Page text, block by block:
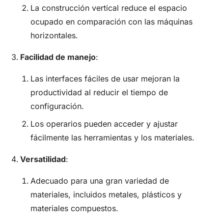
La construcción vertical reduce el espacio
ocupado en comparación con las máquinas
horizontales.
Facilidad de manejo:
Las interfaces fáciles de usar mejoran la
productividad al reducir el tiempo de
configuración.
Los operarios pueden acceder y ajustar
fácilmente las herramientas y los materiales.
Versatilidad:
Adecuado para una gran variedad de
materiales, incluidos metales, plásticos y
materiales compuestos.